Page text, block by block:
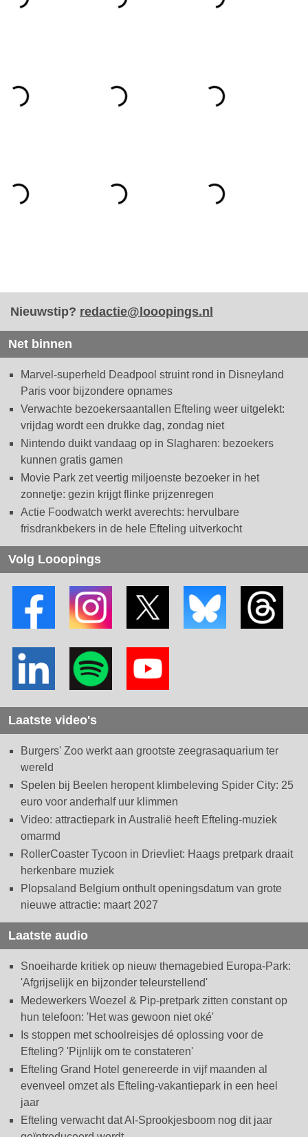
Nieuwstip? redactie@looopings.nl
Net binnen
Marvel-superheld Deadpool struint rond in Disneyland
Paris voor bijzondere opnames
Verwachte bezoekersaantallen Efteling weer uitgelekt:
vrijdag wordt een drukke dag, zondag niet
Nintendo duikt vandaag op in Slagharen: bezoekers
kunnen gratis gamen
Movie Park zet veertig miljoenste bezoeker in het
zonnetje: gezin krijgt flinke prijzenregen
Actie Foodwatch werkt averechts: hervulbare
frisdrankbekers in de hele Efteling uitverkocht
Volg Looopings
Laatste video's
Burgers' Zoo werkt aan grootste zeegrasaquarium ter
wereld
Spelen bij Beelen heropent klimbeleving Spider City: 25
euro voor anderhalf uur klimmen
Video: attractiepark in Australië heeft Efteling-muziek
omarmd
RollerCoaster Tycoon in Drievliet: Haags pretpark draait
herkenbare muziek
Plopsaland Belgium onthult openingsdatum van grote
nieuwe attractie: maart 2027
Laatste audio
Snoeiharde kritiek op nieuw themagebied Europa-Park:
'Afgrijselijk en bijzonder teleurstellend'
Medewerkers Woezel & Pip-pretpark zitten constant op
hun telefoon: 'Het was gewoon niet oké'
Is stoppen met schoolreisjes dé oplossing voor de
Efteling? 'Pijnlijk om te constateren'
Efteling Grand Hotel genereerde in vijf maanden al
evenveel omzet als Efteling-vakantiepark in een heel
jaar
Efteling verwacht dat AI-Sprookjesboom nog dit jaar